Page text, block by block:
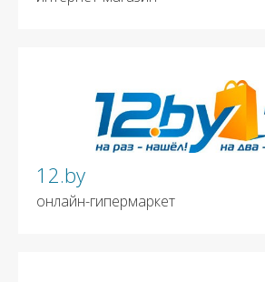
12.by
онлайн-гипермаркет